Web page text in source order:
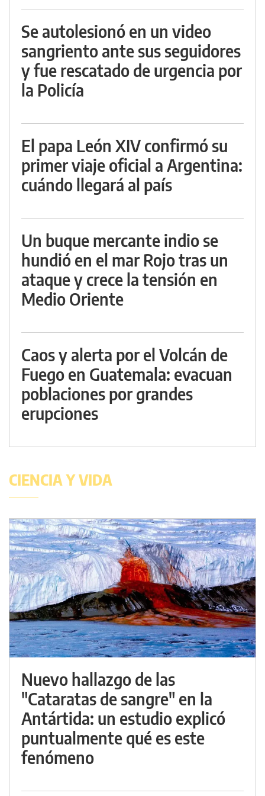
Se autolesionó en un video
sangriento ante sus seguidores
y fue rescatado de urgencia por
la Policía
El papa León XIV confirmó su
primer viaje oficial a Argentina:
cuándo llegará al país
Un buque mercante indio se
hundió en el mar Rojo tras un
ataque y crece la tensión en
Medio Oriente
Caos y alerta por el Volcán de
Fuego en Guatemala: evacuan
poblaciones por grandes
erupciones
CIENCIA Y VIDA
Nuevo hallazgo de las
"Cataratas de sangre" en la
Antártida: un estudio explicó
puntualmente qué es este
fenómeno